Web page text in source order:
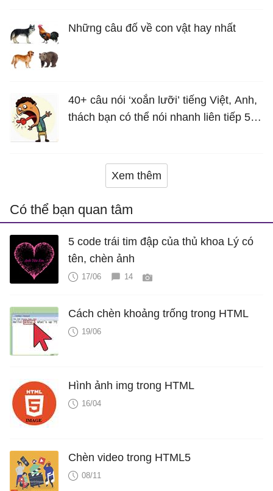
Những câu đố về con vật hay nhất
40+ câu nói ‘xoắn lưỡi’ tiếng Việt, Anh,
thách bạn có thể nói nhanh liên tiếp 5
Xem thêm
Có thể bạn quan tâm
5 code trái tim đập của thủ khoa Lý có
tên, chèn ảnh
17/06 14
Cách chèn khoảng trống trong HTML
19/06
Hình ảnh img trong HTML
16/04
Chèn video trong HTML5
08/11